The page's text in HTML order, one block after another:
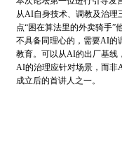
从AI自身技术、调教及治理
点“困在算法里的外卖骑手
不具备同理心的，需要AI的
教育。可以从AI的出厂基线
AI的治理应针对场景，而非
成立后的首讲人之一。